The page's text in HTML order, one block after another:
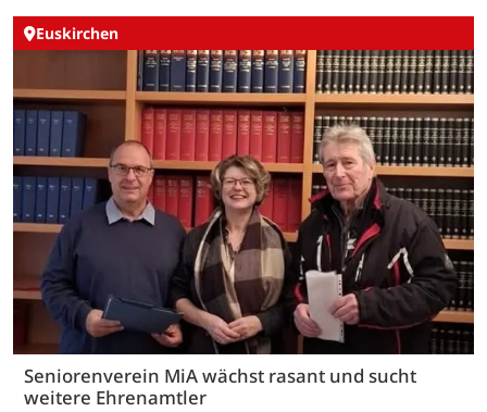
Euskirchen
Seniorenverein MiA wächst rasant und sucht
weitere Ehrenamtler